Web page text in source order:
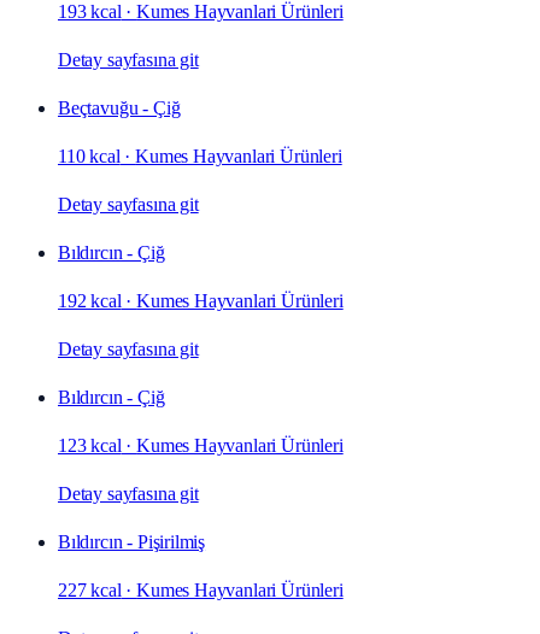
193 kcal ·Kumes Hayvanlari Ürünleri
Detay sayfasına git
Beçtavuğu - Çiğ
110 kcal ·Kumes Hayvanlari Ürünleri
Detay sayfasına git
Bıldırcın - Çiğ
192 kcal ·Kumes Hayvanlari Ürünleri
Detay sayfasına git
Bıldırcın - Çiğ
123 kcal ·Kumes Hayvanlari Ürünleri
Detay sayfasına git
Bıldırcın - Pişirilmiş
227 kcal ·Kumes Hayvanlari Ürünleri